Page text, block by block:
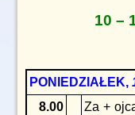
10 –
PONIEDZIAŁEK,
8.00
Za +